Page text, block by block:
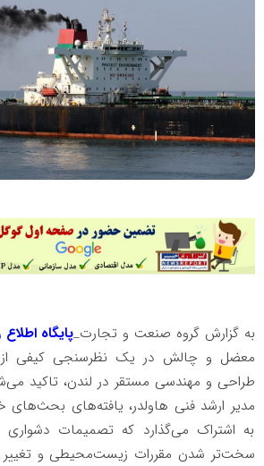
به گزارش گروه صنعت و تجارت_پایگاه
طراحی و مهندسی مستقر در لندن، تاکید
مدیر ارشد فنی هاولدر، یافته‌های بحث‌های
به اشتراک می‌گذارد که تصمیمات دشواری
سخت‌تر شدن مقررات زیست‌محیطی و